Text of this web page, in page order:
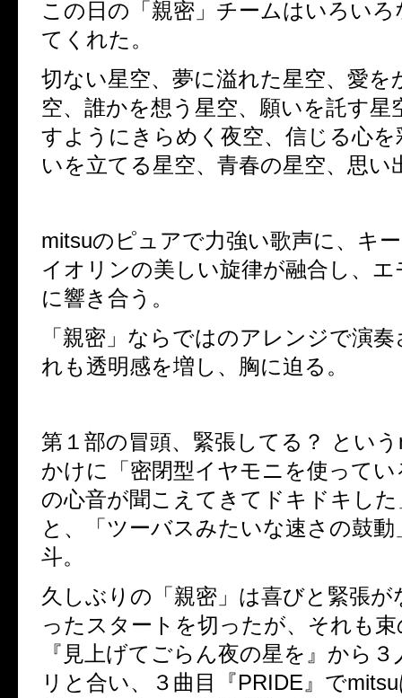
この日の「親密」チームはいろい
てくれた。
切ない星空、夢に溢れた星空、愛を
空、誰かを想う星空、願いを託す星
すようにきらめく夜空、信じる心を
いを立てる星空、青春の星空、思い
mitsuのピュアで力強い歌声に、キ
イオリンの美しい旋律が融合し、
に響き合う。
「親密」ならではのアレンジで演
れも透明感を増し、胸に迫る。
第１部の冒頭、緊張してる？ という
かけに「密閉型イヤモニを使って
の心音が聞こえてきてドキドキし
と、「ツーバスみたいな速さの鼓
斗。
久しぶりの「親密」は喜びと緊張
ったスタートを切ったが、それも
『見上げてごらん夜の星を』から
リと合い、３曲目『PRIDE』でmitsu